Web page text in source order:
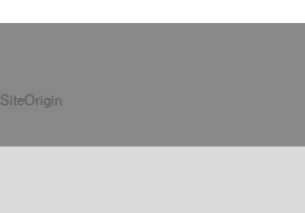
SiteOrigin